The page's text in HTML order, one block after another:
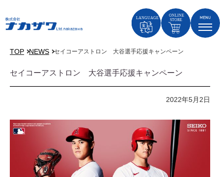
TOP NEWS セイコーアストロン 大谷選手応援キャンペーン
セイコーアストロン 大谷選手応援キャンペーン
2022年5月2日